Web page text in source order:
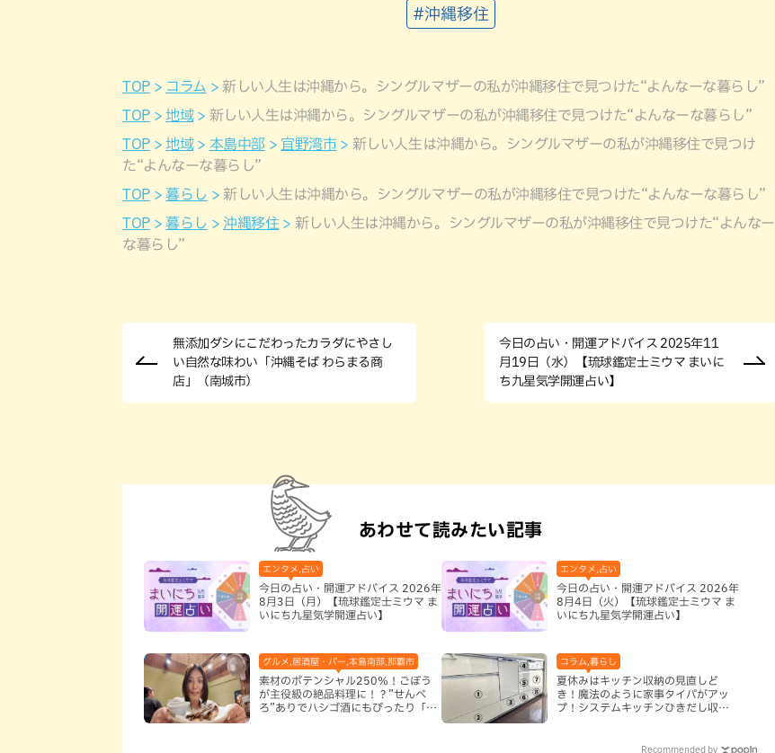
#沖縄移住
TOP コラム
新しい人生は沖縄から。シングルマザーの私が沖縄移住で見つけた“よんなーな暮らし”
TOP
地域
新しい人生は沖縄から。シングルマザーの私が沖縄移住で見つけた“よんなーな暮らし”
TOP
地域 本島中部 宜野湾市
新しい人生は沖縄から。シングルマザーの私が沖縄移住で見つけ
た“よんなーな暮らし”
TOP
暮らし
新しい人生は沖縄から。シングルマザーの私が沖縄移住で見つけた“よんなーな暮らし”
TOP
暮らし 沖縄移住
新しい人生は沖縄から。シングルマザーの私が沖縄移住で見つけた“よんなー
な暮らし”
無添加ダシにこだわったカラダにやさし
い自然な味わい「沖縄そば わらまる商
店」（南城市）
今日の占い・開運アドバイス 2025年11
月19日（水）【琉球鑑定士ミウマ まいに
ち九星気学開運占い】
あわせて読みたい記事
エンタメ,占い
今日の占い・開運アドバイス 2026年
8月3日（月）【琉球鑑定士ミウマ ま
いにち九星気学開運占い】
エンタメ,占い
今日の占い・開運アドバイス 2026年
8月4日（火）【琉球鑑定士ミウマ ま
いにち九星気学開運占い】
グルメ,居酒屋・バー,本島南部,那覇市
素材のポテンシャル250％！ごぼう
が主役級の絶品料理に！？”せんべ
ろ”ありでハシゴ酒にもぴったり「二
コラム,暮らし
夏休みはキッチン収納の見直しど
き！魔法のように家事タイパがアッ
プ！システムキッチンひきだし収納
Recommended by